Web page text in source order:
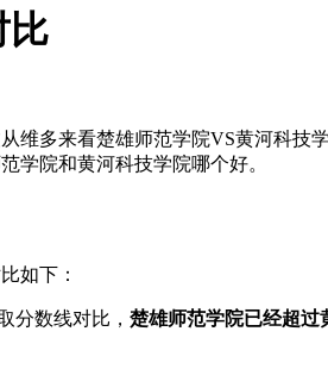
比
维多来看楚雄师范学院VS黄河科技
学院和黄河科技学院哪个好。
如下：
分数线对比， 楚雄师范学院已经超过